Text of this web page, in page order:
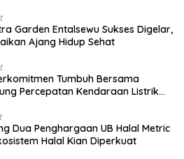
Garden Entalsewu Sukses Digelar,
Ajang Hidup Sehat
Tumbuh Bersama
Percepatan Kendaraan Listrik
Dua Penghargaan UB Halal Metric
Halal Kian Diperkuat